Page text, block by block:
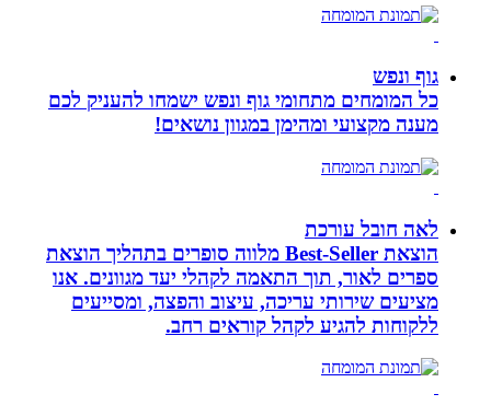
גוף ונפש
כל המומחים מתחומי גוף ונפש ישמחו להעניק לכם
מענה מקצועי ומהימן במגוון נושאים!
לאה חובל עורכת
הוצאת Best-Seller מלווה סופרים בתהליך הוצאת
ספרים לאור, תוך התאמה לקהלי יעד מגוונים. אנו
מציעים שירותי עריכה, עיצוב והפצה, ומסייעים
ללקוחות להגיע לקהל קוראים רחב.